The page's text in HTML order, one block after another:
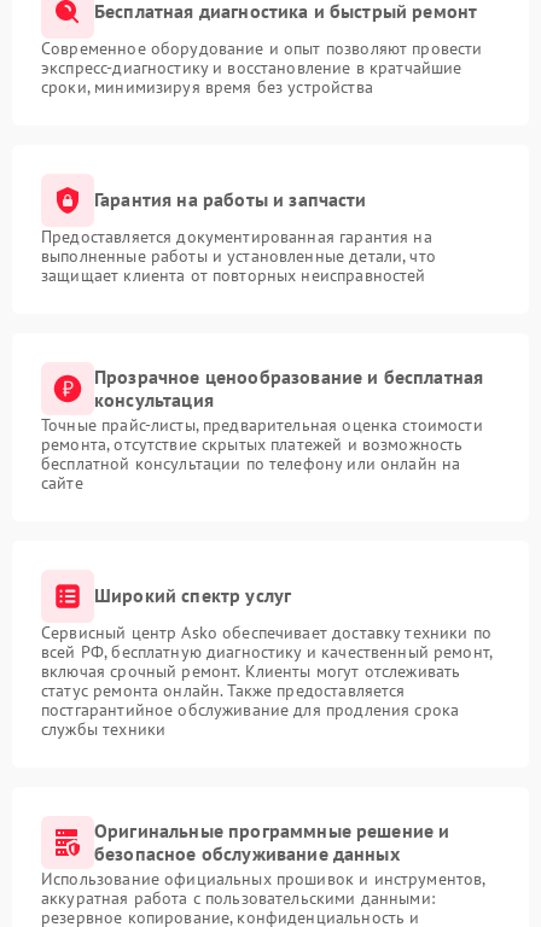
Бесплатная диагностика и быстрый ремонт
Современное оборудование и опыт позволяют провести
экспресс-диагностику и восстановление в кратчайшие
сроки, минимизируя время без устройства
Гарантия на работы и запчасти
Предоставляется документированная гарантия на
выполненные работы и установленные детали, что
защищает клиента от повторных неисправностей
Прозрачное ценообразование и бесплатная
консультация
Точные прайс-листы, предварительная оценка стоимости
ремонта, отсутствие скрытых платежей и возможность
бесплатной консультации по телефону или онлайн на
сайте
Широкий спектр услуг
Сервисный центр Asko обеспечивает доставку техники по
всей РФ, бесплатную диагностику и качественный ремонт,
включая срочный ремонт. Клиенты могут отслеживать
статус ремонта онлайн. Также предоставляется
постгарантийное обслуживание для продления срока
службы техники
Оригинальные программные решение и
безопасное обслуживание данных
Использование официальных прошивок и инструментов,
аккуратная работа с пользовательскими данными:
резервное копирование, конфиденциальность и